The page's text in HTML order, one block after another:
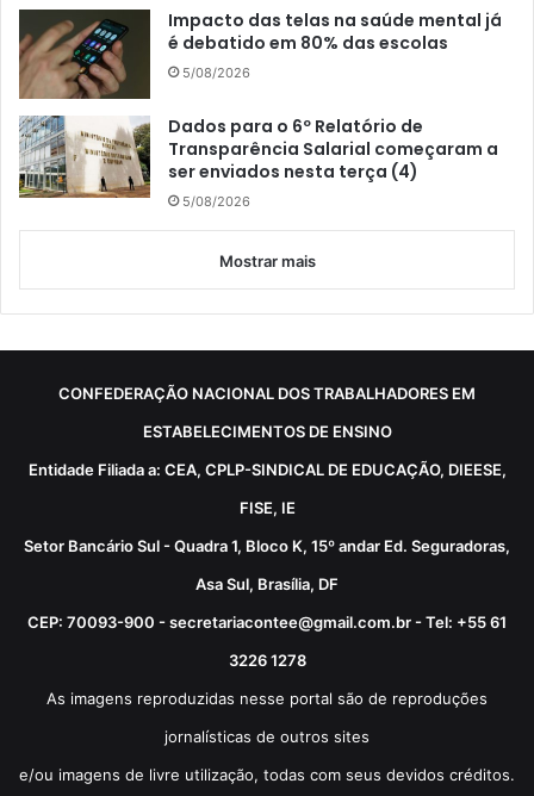
Impacto das telas na saúde mental já
é debatido em 80% das escolas
5/08/2026
Dados para o 6º Relatório de
Transparência Salarial começaram a
ser enviados nesta terça (4)
5/08/2026
Mostrar mais
CONFEDERAÇÃO NACIONAL DOS TRABALHADORES EM
ESTABELECIMENTOS DE ENSINO
Entidade Filiada a: CEA, CPLP-SINDICAL DE EDUCAÇÃO, DIEESE,
FISE, IE
Setor Bancário Sul - Quadra 1, Bloco K, 15º andar Ed. Seguradoras,
Asa Sul, Brasília, DF
CEP: 70093-900 - secretariacontee@gmail.com.br - Tel: +55 61
3226 1278
As imagens reproduzidas nesse portal são de reproduções
jornalísticas de outros sites
e/ou imagens de livre utilização, todas com seus devidos créditos.